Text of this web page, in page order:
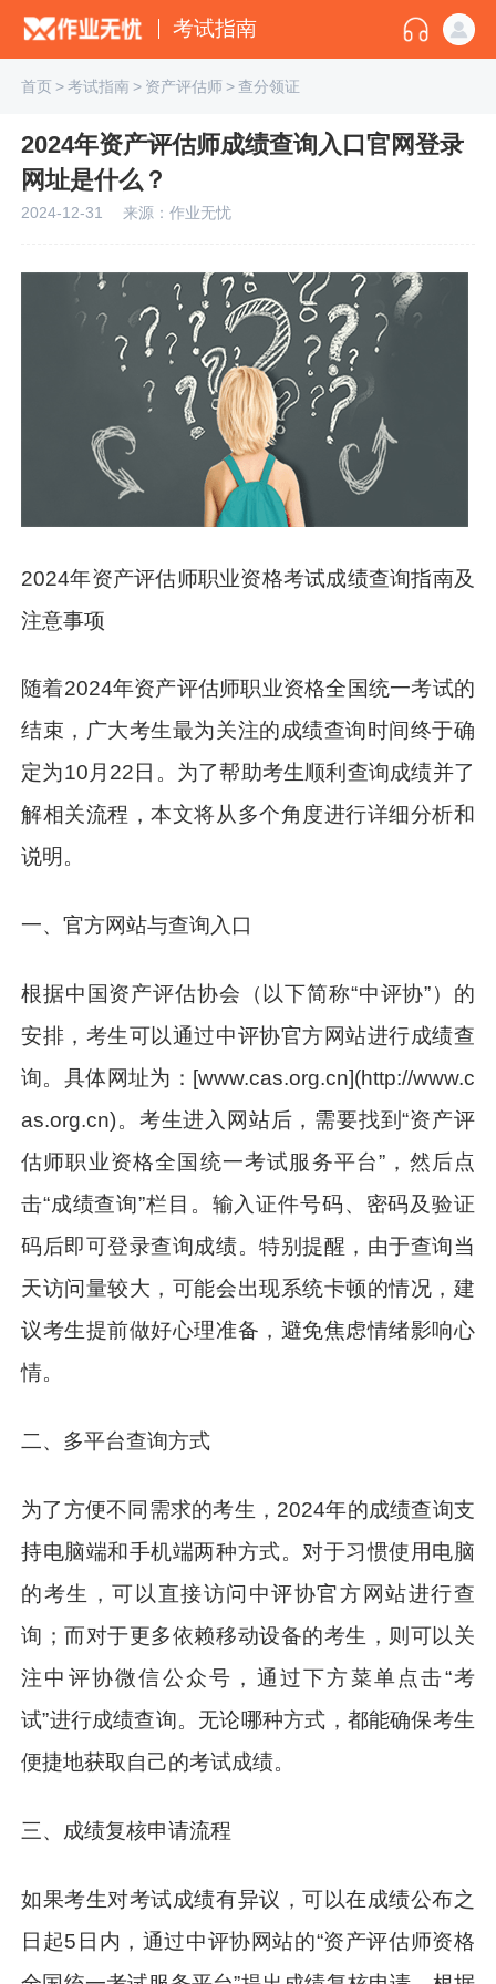
考试指南
首页>考试指南> 资产评估师>查分领证
2024年资产评估师成绩查询入口官网登录
网址是什么？
2024-12-31 来源：作业无忧
2024年资产评估师职业资格考试成绩查询指南及
注意事项
随着2024年资产评估师职业资格全国统一考试的
结束，广大考生最为关注的成绩查询时间终于确
定为10月22日。为了帮助考生顺利查询成绩并了
解相关流程，本文将从多个角度进行详细分析和
说明。
一、官方网站与查询入口
根据中国资产评估协会（以下简称“中评协”）的
安排，考生可以通过中评协官方网站进行成绩查
询。具体网址为：[www.cas.org.cn](http://www.c
as.org.cn)。考生进入网站后，需要找到“资产评
估师职业资格全国统一考试服务平台”，然后点
击“成绩查询”栏目。输入证件号码、密码及验证
码后即可登录查询成绩。特别提醒，由于查询当
天访问量较大，可能会出现系统卡顿的情况，建
议考生提前做好心理准备，避免焦虑情绪影响心
情。
二、多平台查询方式
为了方便不同需求的考生，2024年的成绩查询支
持电脑端和手机端两种方式。对于习惯使用电脑
的考生，可以直接访问中评协官方网站进行查
询；而对于更多依赖移动设备的考生，则可以关
注中评协微信公众号，通过下方菜单点击“考
试”进行成绩查询。无论哪种方式，都能确保考生
便捷地获取自己的考试成绩。
三、成绩复核申请流程
如果考生对考试成绩有异议，可以在成绩公布之
日起5日内，通过中评协网站的“资产评估师资格